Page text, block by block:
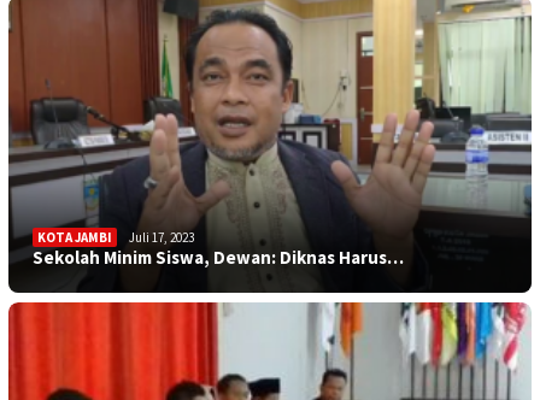
KOTA JAMBI Juli 17, 2023
Sekolah Minim Siswa, Dewan: Diknas Harus…